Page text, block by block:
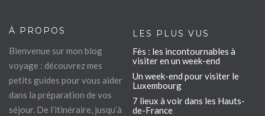
À PROPOS
Bienvenue sur mon blog
voyage : découvrez mes
petits guides pour vous aider
dans la préparation de vos
séjour. De l’itinéraire, jusqu’à
LES PLUS VUS
Fès : les incontournables à
visiter en un week-end
Un week-end pour visiter le
Luxembourg
7 lieux à voir dans les Hauts-
de-France